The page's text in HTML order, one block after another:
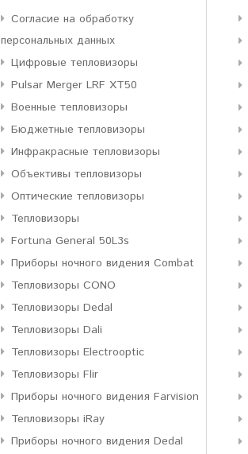
Согласие на обработку
персональных данных
Цифровые тепловизоры
Pulsar Merger LRF XT50
Военные тепловизоры
Бюджетные тепловизоры
Инфракрасные тепловизоры
Объективы тепловизоры
Оптические тепловизоры
Тепловизоры
Fortuna General 50L3s
Приборы ночного видения Combat
Тепловизоры CONO
Тепловизоры Dedal
Тепловизоры Dali
Тепловизоры Electrooptic
Тепловизоры Flir
Приборы ночного видения Farvision
Тепловизоры iRay
Приборы ночного видения Dedal